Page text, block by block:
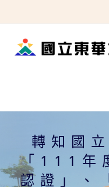
轉
轉知國
「111年
認證」、